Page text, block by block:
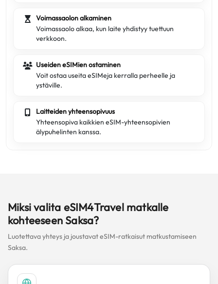
Voimassaolon alkaminen
Voimassaolo alkaa, kun laite yhdistyy tuettuun
verkkoon.
Useiden eSIMien ostaminen
Voit ostaa useita eSIMeja kerralla perheelle ja
ystäville.
Laitteiden yhteensopivuus
Yhteensopiva kaikkien eSIM-yhteensopivien
älypuhelinten kanssa.
Miksi valita eSIM4Travel matkalle
kohteeseen Saksa?
Luotettava yhteys ja joustavat eSIM-ratkaisut matkustamiseen
Saksa.